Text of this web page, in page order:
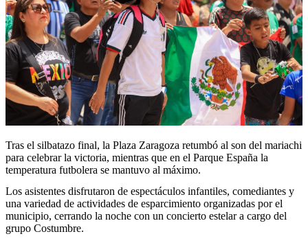
Tras el silbatazo final, la Plaza Zaragoza retumbó al son del mariachi
para celebrar la victoria, mientras que en el Parque España la
temperatura futbolera se mantuvo al máximo.
Los asistentes disfrutaron de espectáculos infantiles, comediantes y
una variedad de actividades de esparcimiento organizadas por el
municipio, cerrando la noche con un concierto estelar a cargo del
grupo Costumbre.